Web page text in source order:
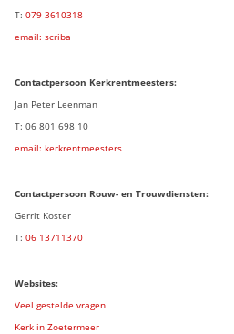
T: 079 3610318
email: scriba
Contactpersoon Kerkrentmeesters:
Jan Peter Leenman
T: 06 801 698 10
email: kerkrentmeesters
Contactpersoon Rouw- en Trouwdiensten:
Gerrit Koster
T: 06 13711370
Websites:
Veel gestelde vragen
Kerk in Zoetermeer